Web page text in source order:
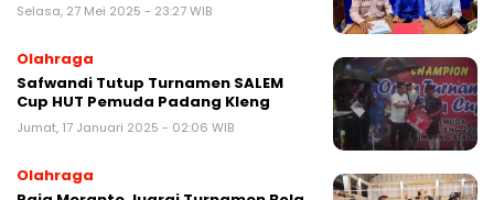
Selasa, 27 Mei 2025 - 23:27 WIB
Olahraga
‎Safwandi Tutup Turnamen SALEM
Cup HUT Pemuda Padang Kleng
Jumat, 17 Januari 2025 - 02:06 WIB
Olahraga